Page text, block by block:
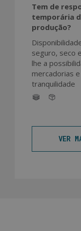
Tem de
temporária
produção?
seguro, seco
lhe a
mercadorias
tranquilidade
VER